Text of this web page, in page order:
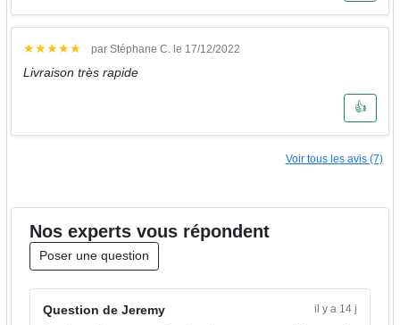
★★★★★ par Stéphane C. le 17/12/2022
Livraison très rapide
👍
Voir tous les avis (7)
Nos expertsvous répondent
Poser une question
Question de Jeremy il y a 14 j